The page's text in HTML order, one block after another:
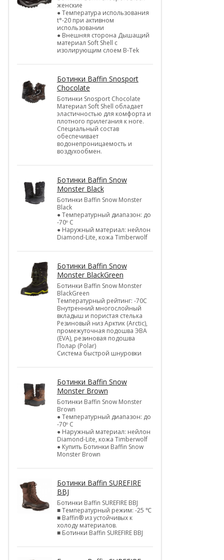
женские
● Температура использования
t°-20 при активном
использовании
● Внешняя сторона Дышащий
материал Soft Shell с
изолирующим слоем B-Tek
Ботинки Baffin Snosport
Chocolate
Ботинки Snosport Chocolate
Материал Soft Shell обладает
эластичностью для комфорта и
плотного прилегания к ноге.
Специальный состав
обеспечивает
водонепроницаемость и
воздухообмен.
Ботинки Baffin Snow
Monster Black
Ботинки Baffin Snow Monster
Black
● Температурный диапазон: до
-70º C
● Наружный материал: нейлон
Diamond-Lite, кожа Timberwolf
Ботинки Baffin Snow
Monster BlackGreen
Ботинки Baffin Snow Monster
BlackGreen
Температурный рейтинг: -70C
Внутренний многослойный
вкладыш и пористая стелька
Резиновый низ Арктик (Arctic),
промежуточная подошва ЭВА
(EVA), резиновая подошва
Полар (Polar)
Система быстрой шнуровки
Ботинки Baffin Snow
Monster Brown
Ботинки Baffin Snow Monster
Brown
● Температурный диапазон: до
-70º C
● Наружный материал: нейлон
Diamond-Lite, кожа Timberwolf
● Купить Ботинки Baffin Snow
Monster Brown
Ботинки Baffin SUREFIRE
BBJ
Ботинки Baffin SUREFIRE BBJ
■ Температурный режим: -25 ℃
■ Baffin® из устойчивых к
холоду материалов.
■ Ботинки Baffin SUREFIRE BBJ